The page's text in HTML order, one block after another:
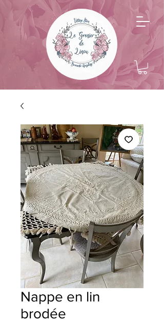
Nappe en lin
brodée